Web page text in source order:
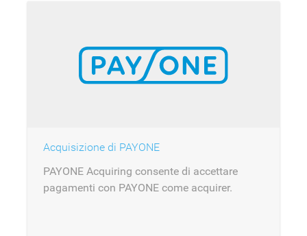
Acquisizione di PAYONE
PAYONE Acquiring consente di accettare
pagamenti con PAYONE come acquirer.